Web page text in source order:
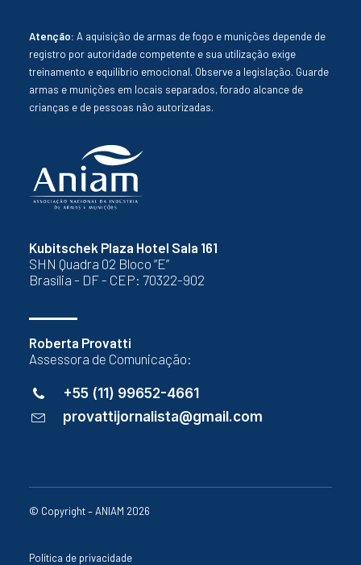
Kubitschek Plaza Hotel Sala 161
SHN Quadra 02 Bloco “E”
Brasília - DF - CEP: 70322-902
Roberta Provatti
Assessora de Comunicação:
+55 (11) 99652-4661
provattijornalista@gmail.com
Atenção: A aquisição de armas de fogo e munições depende de
registro por autoridade competente e sua utilização exige
treinamento e equilíbrio emocional. Observe a legislação. Guarde
armas e munições em locais separados, forado alcance de
crianças e de pessoas não autorizadas.
© Copyright – ANIAM 2026
Política de privacidade